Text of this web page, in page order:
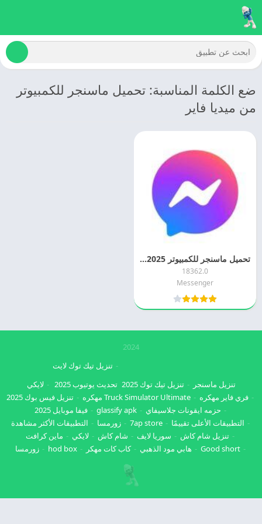
ضع الكلمة المناسبة: تحميل ماسنجر للكمبيوتر
من ميديا فاير
تحميل ماسنجر للكمبيوتر 2025 Messenger Facebook PC مجانا
18362.0
Messenger
2024
تنزيل ماسنجر تنزيل تيك توك 2025
تنزيل تيك توك لايت
تحديث يوتيوب 2025
لايكي
فري فاير مهكره
Truck Simulator Ultimate مهكره
تنزيل فيس بوك 2025
حزمه ايقونات جلاسيفاي
glassify apk
فيفا موبايل 2025
التطبيقات الأعلى تقييمًا
7ap store زورمسا
التطبيقات الأكثر مشاهدة
تنزيل شام كاش
سوريا لايف شام كاش لايكي
ماين كرافت
Good short
هابي مود الذهبي كاب كات مهكر hod box زورمسا